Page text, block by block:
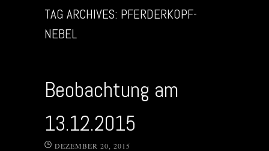
TAG ARCHIVES: PFERDERKOPF-
NEBEL
Beobachtung am
13.12.2015
DEZEMBER 20, 2015